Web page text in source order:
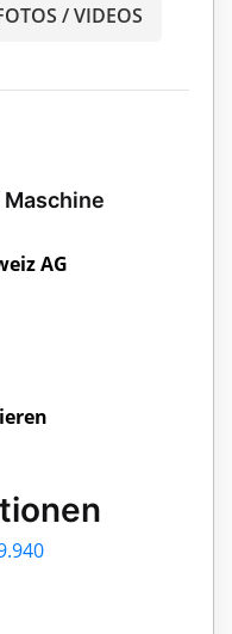
/ VIDEOS
AG